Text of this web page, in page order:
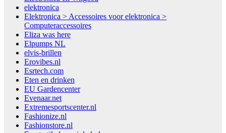
elektronica
Elektronica > Accessoires voor elektronica >
Computeraccessoires
Eliza was here
Elpumps NL
elvis-brillen
Erovibes.nl
Esrtech.com
Eten en drinken
EU Gardencenter
Evenaar.net
Extremesportscenter.nl
Fashionize.nl
Fashionstore.nl